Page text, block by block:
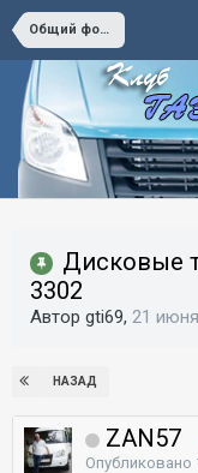
Общий форум
Дисковые
3302
Автор gti69, 21
НАЗАД
ZAN57
Опубликовано